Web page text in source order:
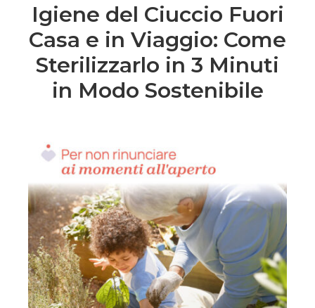
Igiene del Ciuccio Fuori
Casa e in Viaggio: Come
Sterilizzarlo in 3 Minuti
in Modo Sostenibile